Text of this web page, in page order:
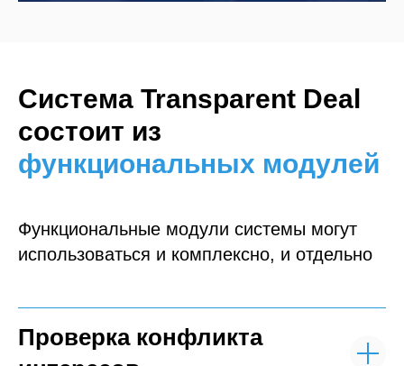
Система Transparent Deal
состоит из
функциональных модулей
Функциональные модули системы могут
использоваться и комплексно, и отдельно
Проверка конфликта